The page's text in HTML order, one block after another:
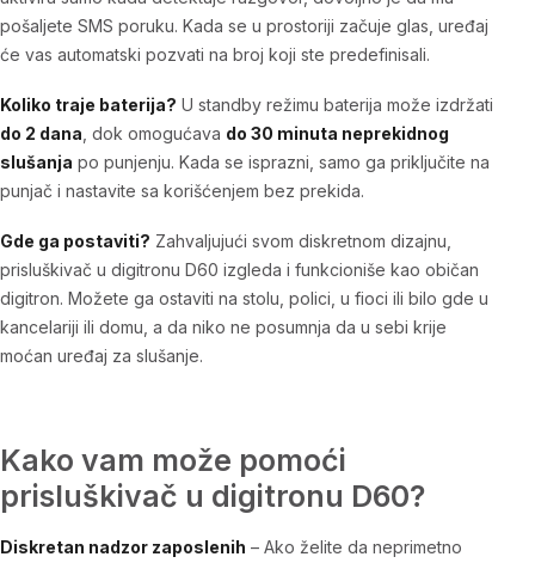
pošaljete SMS poruku. Kada se u prostoriji začuje glas, uređaj
će vas automatski pozvati na broj koji ste predefinisali.
Koliko traje baterija? U standby režimu baterija može izdržati
do 2 dana , dok omogućava do 30 minuta neprekidnog
slušanja po punjenju. Kada se isprazni, samo ga priključite na
punjač i nastavite sa korišćenjem bez prekida.
Gde ga postaviti? Zahvaljujući svom diskretnom dizajnu,
prisluškivač u digitronu D60 izgleda i funkcioniše kao običan
digitron. Možete ga ostaviti na stolu, polici, u fioci ili bilo gde u
kancelariji ili domu, a da niko ne posumnja da u sebi krije
moćan uređaj za slušanje.
Kako vam može pomoći
prisluškivač u digitronu D60?
Diskretan nadzor zaposlenih – Ako želite da neprimetno